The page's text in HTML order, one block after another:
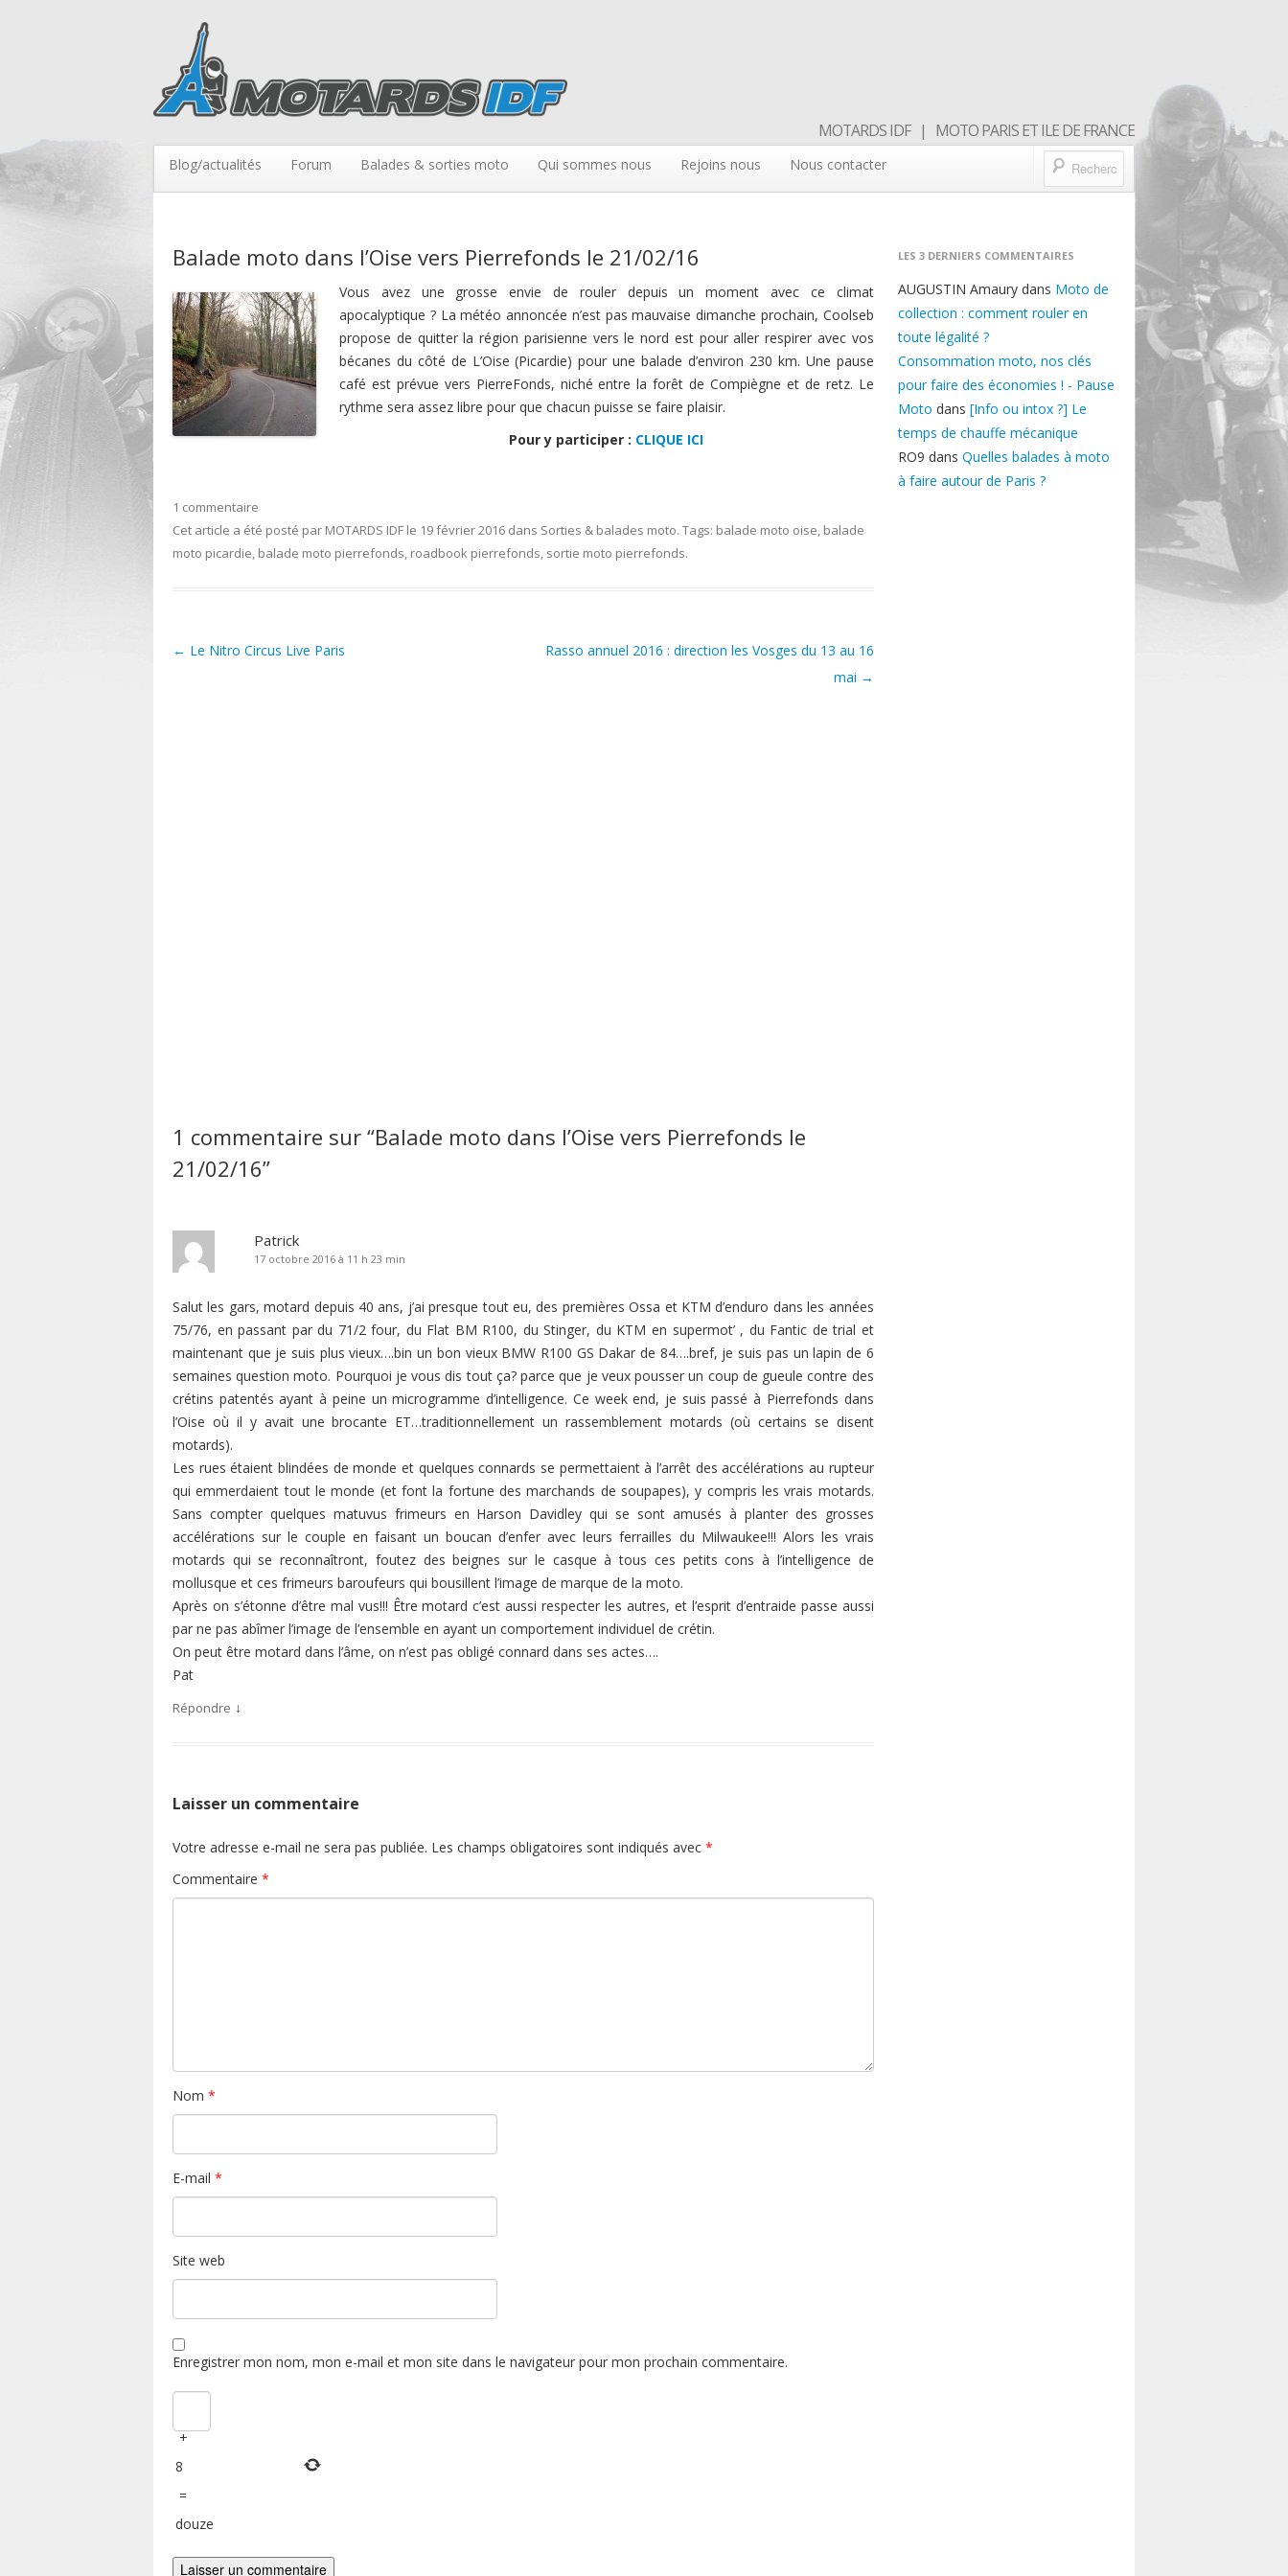
MOTARDS IDF | MOTO PARIS ET ILE DE FRANCE
Blog/actualités Forum Balades & sorties moto Qui sommes nous Rejoins nous Nous contacter
Balade moto dans l’Oise vers Pierrefonds le 21/02/16
Vous avez une grosse envie de rouler depuis un moment avec ce climat
apocalyptique ? La météo annoncée n’est pas mauvaise dimanche prochain, Coolseb
propose de quitter la région parisienne vers le nord est pour aller respirer avec vos
bécanes du côté de L’Oise (Picardie) pour une balade d’environ 230 km. Une pause
café est prévue vers PierreFonds, niché entre la forêt de Compiègne et de retz. Le
rythme sera assez libre pour que chacun puisse se faire plaisir.
Pour y participer : CLIQUE ICI
1 commentaire
Cet article a été posté par MOTARDS IDF le 19 février 2016 dans Sorties & balades moto. Tags: balade moto oise, balade
moto picardie, balade moto pierrefonds, roadbook pierrefonds, sortie moto pierrefonds.
Post navigation
← Le Nitro Circus Live Paris
Rasso annuel 2016 : direction les Vosges du 13 au 16
mai →
1 commentaire sur “Balade moto dans l’Oise vers Pierrefonds le
21/02/16”
Patrick
17 octobre 2016 à 11 h 23 min
Salut les gars, motard depuis 40 ans, j’ai presque tout eu, des premières Ossa et KTM d’enduro dans les années
75/76, en passant par du 71/2 four, du Flat BM R100, du Stinger, du KTM en supermot’ , du Fantic de trial et
maintenant que je suis plus vieux….bin un bon vieux BMW R100 GS Dakar de 84….bref, je suis pas un lapin de 6
semaines question moto. Pourquoi je vous dis tout ça? parce que je veux pousser un coup de gueule contre des
crétins patentés ayant à peine un microgramme d’intelligence. Ce week end, je suis passé à Pierrefonds dans
l’Oise où il y avait une brocante ET…traditionnellement un rassemblement motards (où certains se disent
motards).
Les rues étaient blindées de monde et quelques connards se permettaient à l’arrêt des accélérations au rupteur
qui emmerdaient tout le monde (et font la fortune des marchands de soupapes), y compris les vrais motards.
Sans compter quelques matuvus frimeurs en Harson Davidley qui se sont amusés à planter des grosses
accélérations sur le couple en faisant un boucan d’enfer avec leurs ferrailles du Milwaukee!!! Alors les vrais
motards qui se reconnaîtront, foutez des beignes sur le casque à tous ces petits cons à l’intelligence de
mollusque et ces frimeurs baroufeurs qui bousillent l’image de marque de la moto.
Après on s’étonne d’être mal vus!!! Être motard c’est aussi respecter les autres, et l’esprit d’entraide passe aussi
par ne pas abîmer l’image de l’ensemble en ayant un comportement individuel de crétin.
On peut être motard dans l’âme, on n’est pas obligé connard dans ses actes….
Pat
Répondre ↓
Laisser un commentaire
Votre adresse e-mail ne sera pas publiée. Les champs obligatoires sont indiqués avec *
Commentaire *
Nom *
E-mail *
Site web
Enregistrer mon nom, mon e-mail et mon site dans le navigateur pour mon prochain commentaire.
+
8
=
douze
LES 3 DERNIERS COMMENTAIRES
AUGUSTIN Amaurydans Moto de
collection : comment rouler en
toute légalité ?
Consommation moto, nos clés
pour faire des économies ! - Pause
Moto dans [Info ou intox ?] Le
temps de chauffe mécanique
RO9 dans Quelles balades à moto
à faire autour de Paris ?